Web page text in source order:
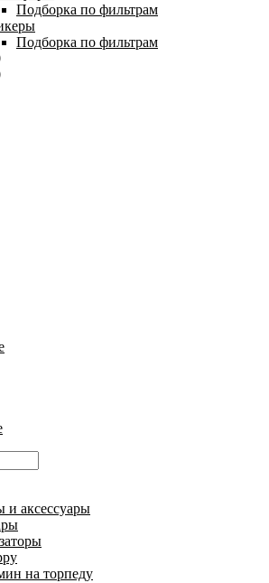
Подборка по фильтрам
Подборка по фильтрам
и аксессуары
на торпеду